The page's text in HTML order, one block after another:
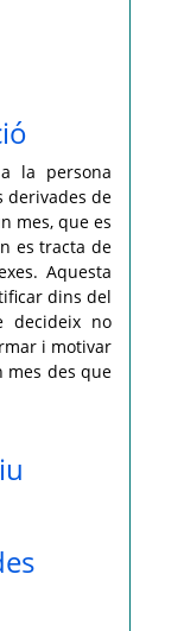
la persona
derivades de
mes, que es
es tracta de
Aquesta
dins del
decideix no
i motivar
des que